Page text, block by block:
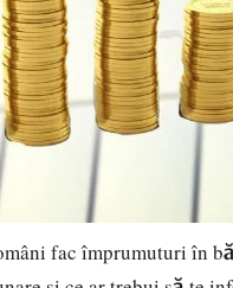
fac împrumuturi în